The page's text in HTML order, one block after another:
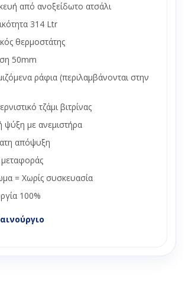
από ανοξείδωτο ατσάλι
314 Ltr
θερμοστάτης
50mm
ράφια (περιλαμβάνονται στην
τζάμι βιτρίνας
ψύξη με ανεμιστήρα
απόψυξη
= Χωρίς συσκευασία
100%